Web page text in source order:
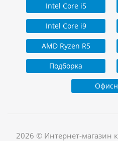
Intel Core i5
Intel Core i9
AMD Ryzen R5
Подборка
2026 © Интернет-магазин